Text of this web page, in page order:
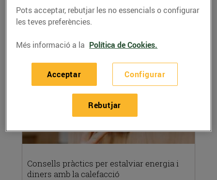
Ingredients per a 4 persones: 1 kg d’espinacs
400 g de cigrons cuits 500 g de patates 3...
Consells pràctics per estalviar energia i
diners amb la calefacció
Pots acceptar, rebutjar les no essencials o configurar
les teves preferències.
Més informació a la Política de Cookies.
Configurar
Rebutjar
Acceptar